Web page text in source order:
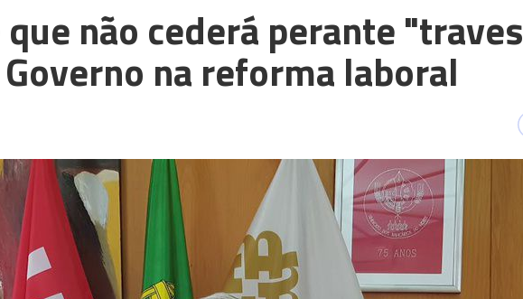
que não cederá perante "traves
na reforma laboral